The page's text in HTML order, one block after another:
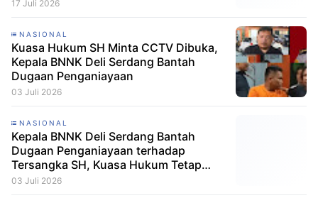
17 Juli 2026
NASIONAL
Kuasa Hukum SH Minta CCTV Dibuka,
Kepala BNNK Deli Serdang Bantah
Dugaan Penganiayaan
03 Juli 2026
NASIONAL
Kepala BNNK Deli Serdang Bantah
Dugaan Penganiayaan terhadap
Tersangka SH, Kuasa Hukum Tetap
Minta CCTV Dibuka
03 Juli 2026